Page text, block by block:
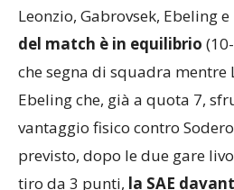
Leonzio, Gabrovsek, Ebeling
del match è in equilibrio
che segna di squadra mentre
Ebeling che, già a quota 7,
vantaggio fisico contro
previsto, dopo le due gare
tiro da 3 punti, la SAE